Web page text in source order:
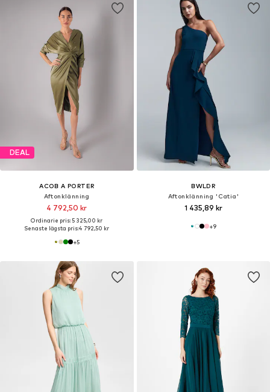
DEAL
ACOB A PORTER
Aftonklänning
4 792,50 kr
Ordinarie pris: 5 325,00 kr
Senaste lägsta pris:4 792,50 kr
+5
BWLDR
Aftonklänning 'Catia'
1 435,89 kr
+9